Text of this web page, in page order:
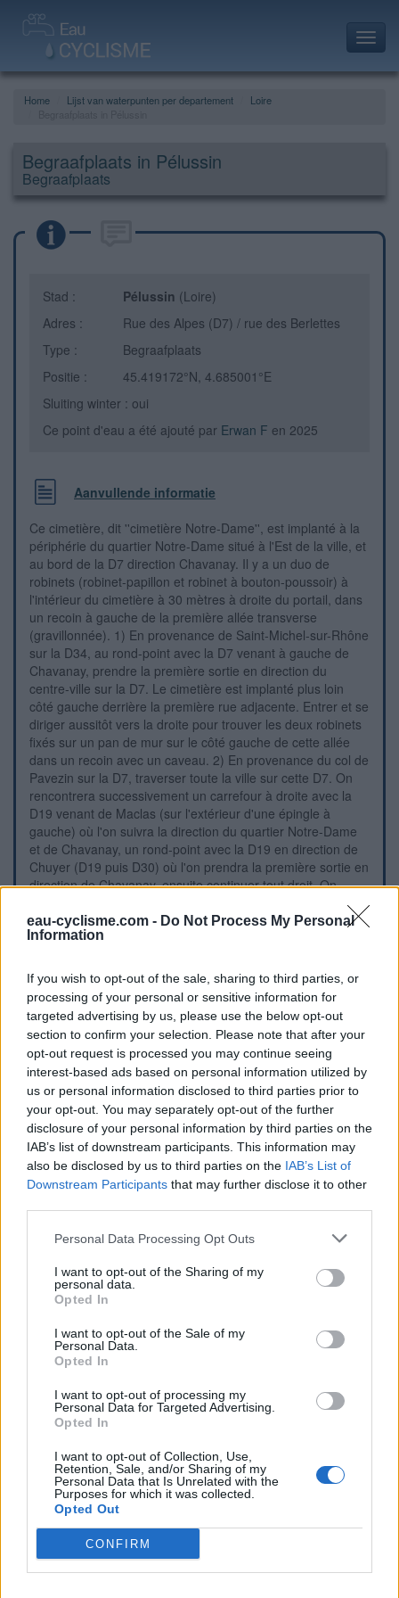
eau-cyclisme.com - Do Not Process My Personal
Information
If you wish to opt-out of the sale, sharing to third parties, or
processing of your personal or sensitive information for
targeted advertising by us, please use the below opt-out
section to confirm your selection. Please note that after your
opt-out request is processed you may continue seeing
interest-based ads based on personal information utilized by
us or personal information disclosed to third parties prior to
your opt-out. You may separately opt-out of the further
disclosure of your personal information by third parties on the
IAB’s list of downstream participants. This information may
also be disclosed by us to third parties on the IAB’s List of
Downstream Participants that may further disclose it to other
Personal Data Processing Opt Outs
I want to opt-out of the Sharing of my
personal data.
Opted In
I want to opt-out of the Sale of my
Personal Data.
Opted In
I want to opt-out of processing my
Personal Data for Targeted Advertising.
Opted In
I want to opt-out of Collection, Use,
Retention, Sale, and/or Sharing of my
Personal Data that Is Unrelated with the
Purposes for which it was collected.
Opted Out
CONFIRM
Home Lijst van waterpunten per departement
Loire
Begraafplaats in Pélussin
Begraafplaats
Stad : Pélussin (Loire)
Adres :
Rue des Alpes (D7) / rue des Berlettes
Type :
Begraafplaats
Positie :
45.419172°N, 4.685001°E
Sluiting winter : oui
Ce point d'eau a été ajouté par Erwan F en 2025
Aanvullende informatie
Ce cimetière, dit ''cimetière Notre-Dame'', est implanté à la
périphérie du quartier Notre-Dame situé à l'Est de la ville, et
au bord de la D7 direction Chavanay. Il y a un duo de
robinets (robinet-papillon et robinet à bouton-poussoir) à
l'intérieur du cimetière à 30 mètres à droite du portail, dans
un recoin à gauche de la première allée transverse
(gravillonnée). 1) En provenance de Saint-Michel-sur-Rhône
sur la D34, au rond-point avec la D7 venant à gauche de
Chavanay, prendre la première sortie en direction du
centre-ville sur la D7. Le cimetière est implanté plus loin
côté gauche derrière la première rue adjacente. Entrer et se
diriger aussitôt vers la droite pour trouver les deux robinets
fixés sur un pan de mur sur le côté gauche de cette allée
dans un recoin avec un caveau. 2) En provenance du col de
Pavezin sur la D7, traverser toute la ville sur cette D7. On
rencontrera successivement un carrefour à droite avec la
D19 venant de Maclas (sur l'extérieur d'une épingle à
gauche) où l'on suivra la direction du quartier Notre-Dame
et de Chavanay, un rond-point avec la D19 en direction de
Chuyer (D19 puis D30) où l'on prendra la première sortie en
direction de Chavanay, ensuite continuer tout droit. On
dépassera l'une des deux églises de la ville, l'église Notre-
Dame érigée côté droit, puis juste après la place au fond de
laquelle il y a l'Hôtel de Ville. Après cette dernière, s'arrêter
devant le portail du cimetière Notre-Dame à la fin de son
long et grand parking.
Visuele aanwijzingen